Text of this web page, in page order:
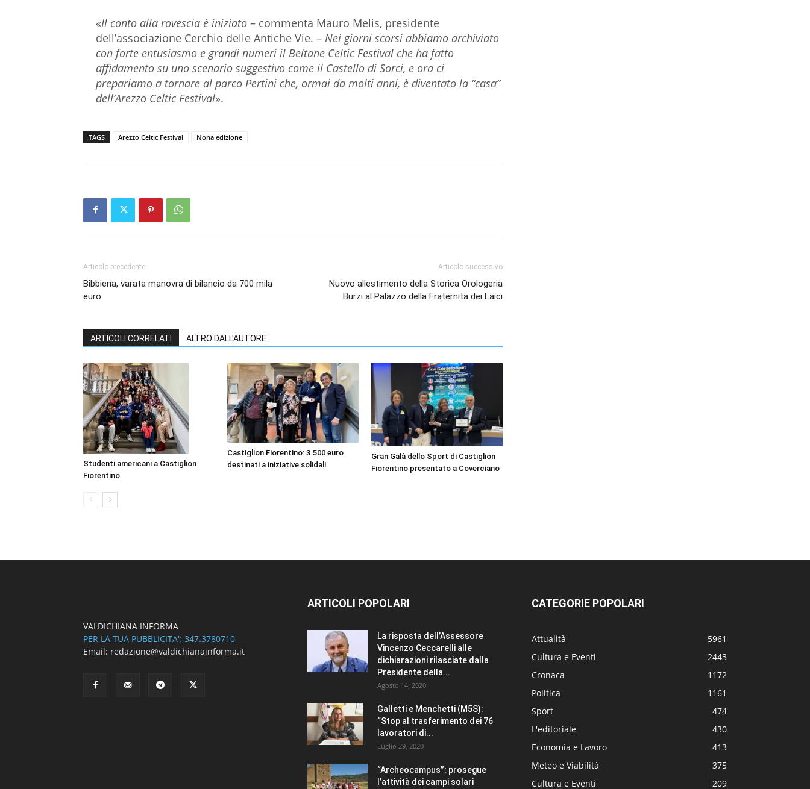
«Il conto alla rovescia è iniziato– commenta Mauro Melis, presidente
dell’associazione Cerchio delle Antiche Vie. – Nei giorni scorsi abbiamo archiviato
con forte entusiasmo e grandi numeri il Beltane Celtic Festival che ha fatto
affidamento su uno scenario suggestivo come il Castello di Sorci, e ora ci
prepariamo a tornare al parco Pertini che, ormai da molti anni, è diventato la “casa”
dell’Arezzo Celtic Festival».
TAGS Arezzo Celtic Festival Nona edizione
Articolo precedente
Bibbiena, varata manovra di bilancio da 700 mila
euro
Articolo successivo
Nuovo allestimento della Storica Orologeria
Burzi al Palazzo della Fraternita dei Laici
ARTICOLI CORRELATI ALTRO DALL'AUTORE
Studenti americani a Castiglion
Fiorentino
Castiglion Fiorentino: 3.500 euro
destinati a iniziative solidali
Gran Galà dello Sport di Castiglion
Fiorentino presentato a Coverciano
VALDICHIANA INFORMA
PER LA TUA PUBBLICITA': 347.3780710
Email: redazione@valdichianainforma.it
ARTICOLI POPOLARI
La risposta dell’Assessore
Vincenzo Ceccarelli alle
dichiarazioni rilasciate dalla
Presidente della...
Agosto 14, 2020
Galletti e Menchetti (M5S):
“Stop al trasferimento dei 76
lavoratori di...
Luglio 29, 2020
“Archeocampus”: prosegue
l’attività dei campi solari
CATEGORIE POPOLARI
Attualità
5961
Cultura e Eventi
2443
Cronaca
1172
Politica
1161
Sport
474
L'editoriale
430
Economia e Lavoro
413
Meteo e Viabilità
375
Cultura e Eventi
209